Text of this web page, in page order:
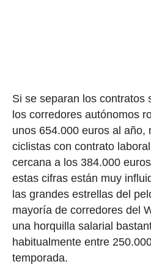
Si se separan los contratos
los corredores autónomos
unos 654.000 euros al año,
ciclistas con contrato
cercana a los 384.000
estas cifras están muy
las grandes estrellas del
mayoría de corredores del
una horquilla salarial
habitualmente entre
temporada.